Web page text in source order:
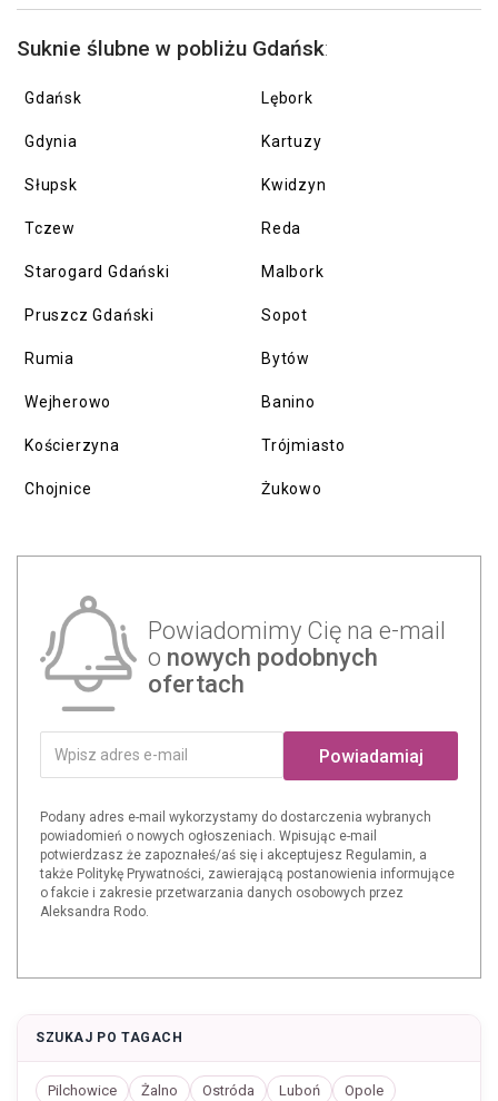
Suknie ślubne w pobliżu Gdańsk:
Gdańsk
Gdynia
Słupsk
Tczew
Starogard Gdański
Pruszcz Gdański
Rumia
Wejherowo
Kościerzyna
Chojnice
Lębork
Kartuzy
Kwidzyn
Reda
Malbork
Sopot
Bytów
Banino
Trójmiasto
Żukowo
Powiadomimy Cię na e-mail
o nowych podobnych
ofertach
Powiadamiaj
Podany adres e-mail wykorzystamy do dostarczenia wybranych
powiadomień o nowych ogłoszeniach. Wpisując e-mail
potwierdzasz że zapoznałeś/aś się i akceptujesz Regulamin, a
także Politykę Prywatności, zawierającą postanowienia informujące
o fakcie i zakresie przetwarzania danych osobowych przez
Aleksandra Rodo.
SZUKAJ PO TAGACH
Pilchowice Żalno Ostróda Luboń Opole